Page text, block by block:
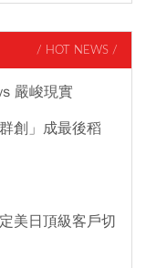
/ HOT NEWS /
嚴峻現實
創」成最後稻
美日頂級客戶切